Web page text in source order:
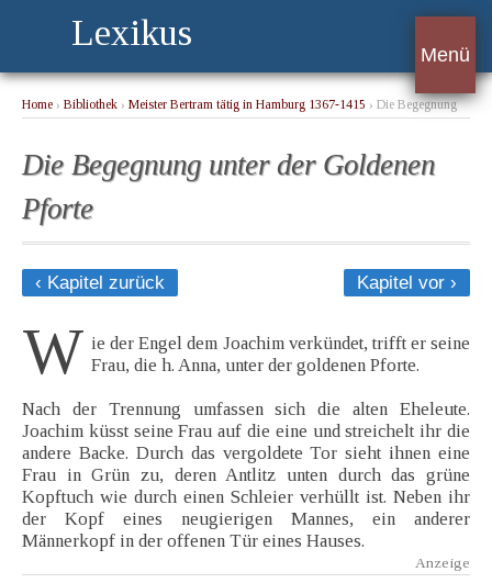
Lexikus
Menü
Home › Bibliothek › Meister Bertram tätig in Hamburg 1367-1415 › Die Begegnung
Die Begegnung unter der Goldenen
Pforte
‹ Kapitel zurück Kapitel vor ›
W ie der Engel dem Joachim verkündet, trifft er seine
Frau, die h. Anna, unter der goldenen Pforte.
Nach der Trennung umfassen sich die alten Eheleute.
Joachim küsst seine Frau auf die eine und streichelt ihr die
andere Backe. Durch das vergoldete Tor sieht ihnen eine
Frau in Grün zu, deren Antlitz unten durch das grüne
Kopftuch wie durch einen Schleier verhüllt ist. Neben ihr
der Kopf eines neugierigen Mannes, ein anderer
Männerkopf in der offenen Tür eines Hauses.